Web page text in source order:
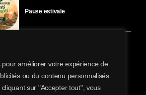
améliorer votre expérience de
ou du contenu personnalisés
sur "Accepter tout", vous
share
email
Pause estivale
Ici l’Ombre – mardi 28 juillet